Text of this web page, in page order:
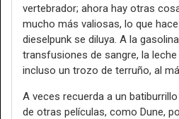
vertebrador; ahora hay otras
mucho más valiosas, lo que
dieselpunk se diluya. A la
transfusiones de sangre, la
incluso un trozo de terruño, al
A veces recuerda a un
de otras películas, como Dune,